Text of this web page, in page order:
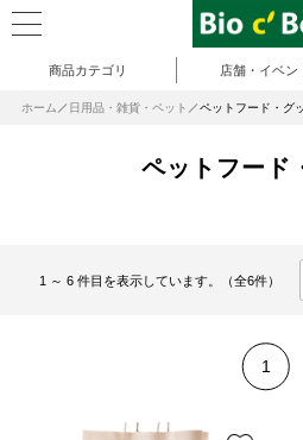
商品カテゴリ 店舗・イベン
ホーム 日用品・雑貨・ペット ペットフード・グ
ペットフード
1 ～ 6 件目を表示しています。（全6件）
1